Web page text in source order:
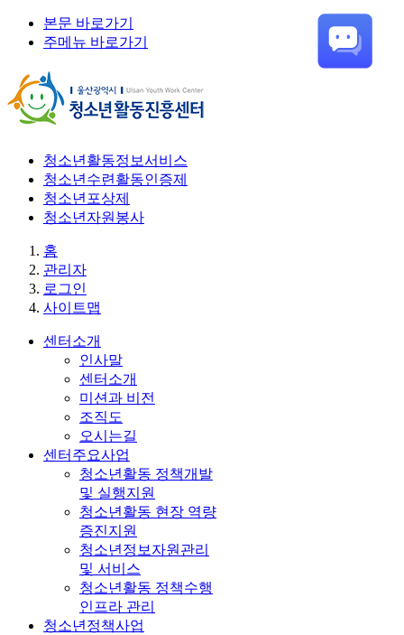
본문 바로가기
주메뉴 바로가기
청소년활동정보서비스
청소년수련활동인증제
청소년포상제
청소년자원봉사
홈
관리자
로그인
사이트맵
센터소개
인사말
센터소개
미션과 비전
조직도
오시는길
센터주요사업
청소년활동 정책개발
및 실행지원
청소년활동 현장 역량
증진지원
청소년정보자원관리
및 서비스
청소년활동 정책수행
인프라 관리
청소년정책사업